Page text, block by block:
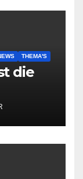
THEMA'S
die